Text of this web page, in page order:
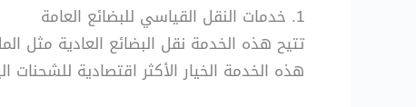
1. خدمات النقل القياسي للبضائع العامة
تتيح هذه الخدمة نقل البضائع العادية مثل
هذه الخدمة الخيار الأكثر اقتصادية